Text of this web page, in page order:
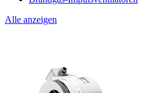
Alle anzeigen